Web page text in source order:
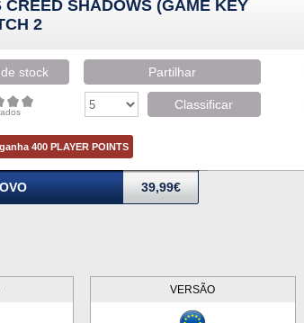
CREED SHADOWS (GAME KEY
2
stock Partilhar
Classificar
400 PLAYER POINTS
39,99€
VERSÃO